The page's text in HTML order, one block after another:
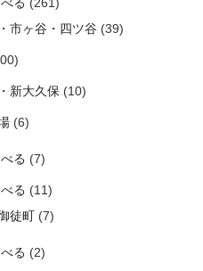
る (261)
市ヶ谷・四ツ谷 (39)
新大久保 (10)
(6)
る (7)
る (11)
徒町 (7)
る (2)